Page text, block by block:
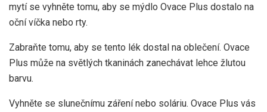
mytí se vyhněte tomu, aby se mýdlo Ovace Plus dostalo na
oční víčka nebo rty.
Zabraňte tomu, aby se tento lék dostal na oblečení. Ovace
Plus může na světlých tkaninách zanechávat lehce žlutou
barvu.
Vyhněte se slunečnímu záření nebo soláriu. Ovace Plus vás